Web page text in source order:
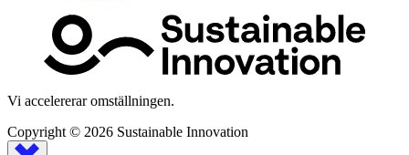
Vi accelererar omställningen.
Copyright © 2026 Sustainable Innovation